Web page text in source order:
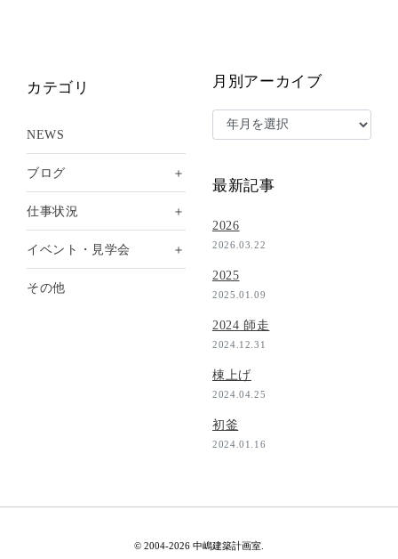
カテゴリ
NEWS
ブログ ＋
仕事状況 ＋
イベント・見学会 ＋
その他
月別アーカイブ
最新記事
2026
2026.03.22
2025
2025.01.09
2024 師走
2024.12.31
棟上げ
2024.04.25
初釜
2024.01.16
© 2004-2026 中嶋建築計画室.